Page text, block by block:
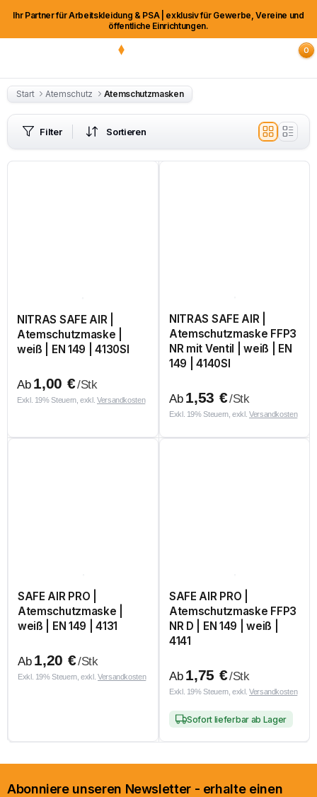
Ihr Partner für Arbeitskleidung & PSA | exklusiv für Gewerbe, Vereine und
öffentliche Einrichtungen.
0
Start Atemschutz Atemschutzmasken
Filter Sortieren
NITRAS SAFE AIR |
Atemschutzmaske |
weiß | EN 149 | 4130SI
Ab 1,00 €/Stk
Exkl. 19% Steuern, exkl. Versandkosten
NITRAS SAFE AIR |
Atemschutzmaske FFP3
NR mit Ventil | weiß | EN
149 | 4140SI
Ab 1,53 €/Stk
Exkl. 19% Steuern, exkl. Versandkosten
SAFE AIR PRO |
Atemschutzmaske |
weiß | EN 149 | 4131
Ab 1,20 €/Stk
Exkl. 19% Steuern, exkl. Versandkosten
SAFE AIR PRO |
Atemschutzmaske FFP3
NR D | EN 149 | weiß |
4141
Ab 1,75 €/Stk
Exkl. 19% Steuern, exkl. Versandkosten
Sofort lieferbar ab Lager
Abonniere unseren Newsletter - erhalte einen